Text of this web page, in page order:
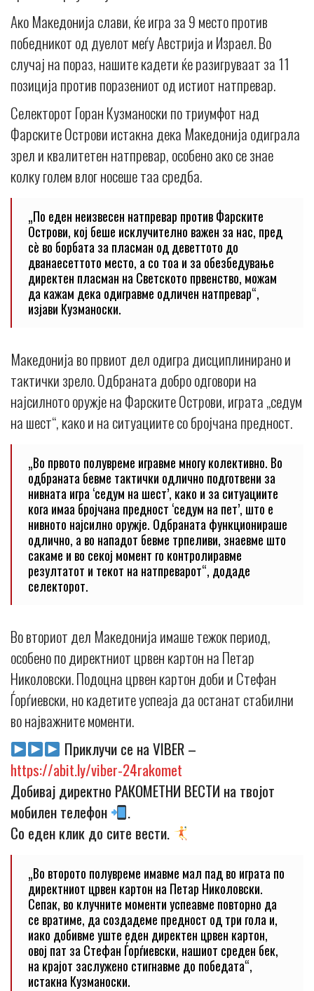
Ако Македонија слави, ќе игра за 9 место против
победникот од дуелот меѓу Австрија и Израел. Во
случај на пораз, нашите кадети ќе разигруваат за 11
позиција против поразениот од истиот натпревар.
Селекторот Горан Кузманоски по триумфот над
Фарските Острови истакна дека Македонија одиграла
зрел и квалитетен натпревар, особено ако се знае
колку голем влог носеше таа средба.
„По еден неизвесен натпревар против Фарските
Острови, кој беше исклучително важен за нас, пред
сè во борбата за пласман од деветтото до
дванаесеттото место, а со тоа и за обезбедување
директен пласман на Светското првенство, можам
да кажам дека одигравме одличен натпревар“,
изјави Кузманоски.
Македонија во првиот дел одигра дисциплинирано и
тактички зрело. Одбраната добро одговори на
најсилното оружје на Фарските Острови, играта „седум
на шест“, како и на ситуациите со бројчана предност.
„Во првото полувреме игравме многу колективно. Во
одбраната бевме тактички одлично подготвени за
нивната игра ‘седум на шест’, како и за ситуациите
кога имаа бројчана предност ‘седум на пет’, што е
нивното најсилно оружје. Одбраната функционираше
одлично, а во нападот бевме трпеливи, знаевме што
сакаме и во секој момент го контролиравме
резултатот и текот на натпреварот“, додаде
селекторот.
Во вториот дел Македонија имаше тежок период,
особено по директниот црвен картон на Петар
Николовски. Подоцна црвен картон доби и Стефан
Ѓорѓиевски, но кадетите успеаја да останат стабилни
во најважните моменти.
Приклучи се на VIBER –
https://abit.ly/viber-24rakomet
Добивај директно РАКОМЕТНИ ВЕСТИ на твојот
мобилен телефон
.
Со еден клик до сите вести.
„Во второто полувреме имавме мал пад во играта по
директниот црвен картон на Петар Николовски.
Сепак, во клучните моменти успеавме повторно да
се вратиме, да создадеме предност од три гола и,
иако добивме уште еден директен црвен картон,
овој пат за Стефан Ѓорѓиевски, нашиот среден бек,
на крајот заслужено стигнавме до победата“,
истакна Кузманоски.